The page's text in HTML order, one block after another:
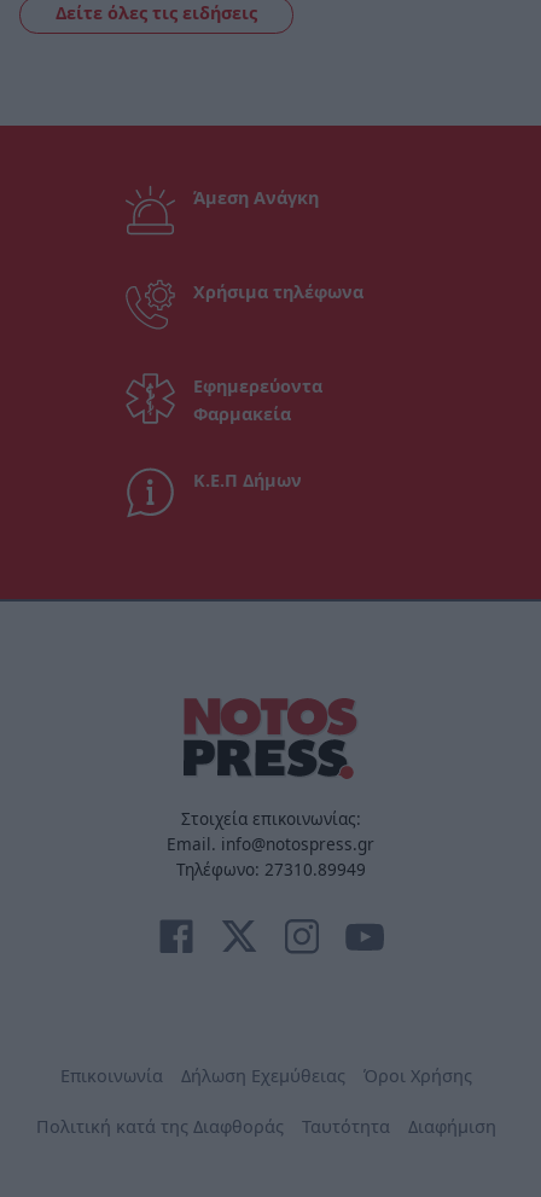
Δείτε όλες τις ειδήσεις
Άμεση Ανάγκη
Χρήσιμα τηλέφωνα
Εφημερεύοντα
Φαρμακεία
Κ.Ε.Π Δήμων
Στοιχεία επικοινωνίας:
Email. info@notospress.gr
Τηλέφωνο: 27310.89949
Επικοινωνία Δήλωση Εχεμύθειας Όροι Χρήσης
Πολιτική κατά της Διαφθοράς Ταυτότητα Διαφήμιση